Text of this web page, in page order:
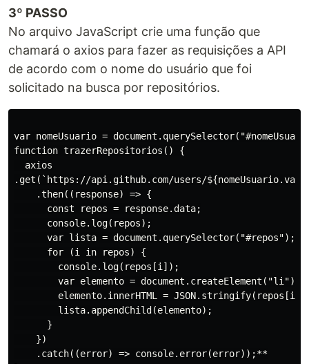
3º PASSO
No arquivo JavaScript crie uma função que
chamará o axios para fazer as requisições a API
de acordo com o nome do usuário que foi
solicitado na busca por repositórios.
var nomeUsuario =
function trazerRepositorios() {
  axios
.get(`https://api.github.com/users/
    .then((response) => {
      const repos = response.data;
      console.log(repos);
      var lista = document.querySelector("#repos");
      for (i in repos) {
        console.log(repos[i]);
        var elemento = document.createElement("li");
elemento.innerHTML =
        lista.appendChild(elemento);
      }
    })
    .catch((error) => console.error(error));**